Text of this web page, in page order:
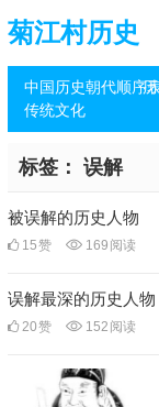
菊江村历史
中国历史朝代顺序
传统文化
标签： 误解
被误解的历史人物
15赞 169 阅读
误解最深的历史人物
20赞 152 阅读